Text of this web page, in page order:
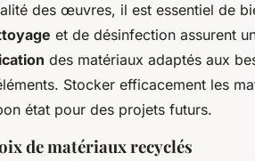
des œuvres, il est essentiel de
et de désinfection assurent
des matériaux adaptés aux
Stocker efficacement les
état pour des projets futurs.
de matériaux recyclés